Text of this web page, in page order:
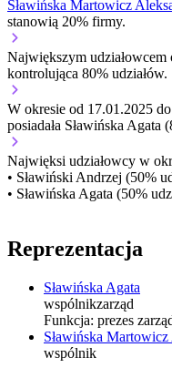
Sławińska Martowicz
stanowią 20% firmy.
Największym udziałowcem
kontrolująca 80% udziałów.
W okresie od 17.01.2025
posiadała Sławińska Agata
Najwięksi udziałowcy w
• Sławiński Andrzej (50%
• Sławińska Agata (50%
Reprezentacja
Sławińska Agata
wspólnikzarząd
Funkcja: prezes
Sławińska Martowicz
wspólnik